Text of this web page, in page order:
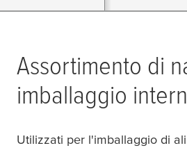
Assortimento di
imballaggio
Utilizzati per l'imballaggio di